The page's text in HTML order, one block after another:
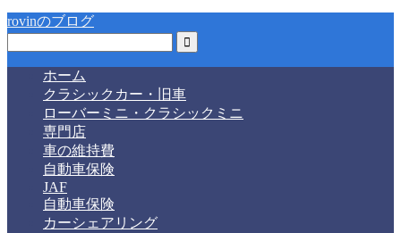
rovinのブログ
ホーム
クラシックカー・旧車
ローバーミニ・クラシックミニ
専門店
車の維持費
自動車保険
JAF
自動車保険
カーシェアリング